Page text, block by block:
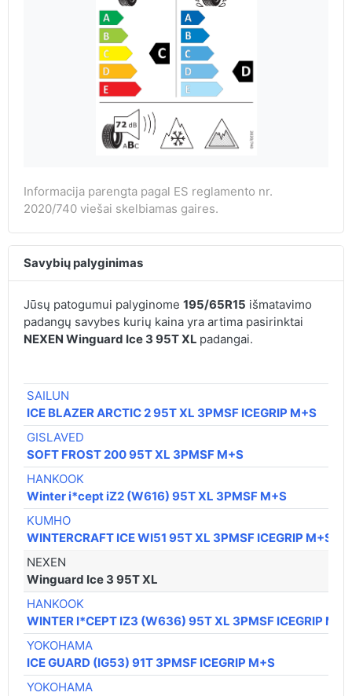
Informacija parengta pagal ES reglamento nr.
2020/740 viešai skelbiamas gaires.
Savybių palyginimas
Jūsų patogumui palyginome 195/65R15 išmatavimo
padangų savybes kurių kaina yra artima pasirinktai
NEXEN Winguard Ice 3 95T XL padangai.
SAILUN
ICE BLAZER ARCTIC 2 95T XL 3PMSF ICEGRIP M+S
GISLAVED
SOFT FROST 200 95T XL 3PMSF M+S
HANKOOK
Winter i*cept iZ2 (W616) 95T XL 3PMSF M+S
KUMHO
WINTERCRAFT ICE WI51 95T XL 3PMSF ICEGRIP M+S
NEXEN
Winguard Ice 3 95T XL
HANKOOK
WINTER I*CEPT IZ3 (W636) 95T XL 3PMSF ICEGRIP M+S
YOKOHAMA
ICE GUARD (IG53) 91T 3PMSF ICEGRIP M+S
YOKOHAMA